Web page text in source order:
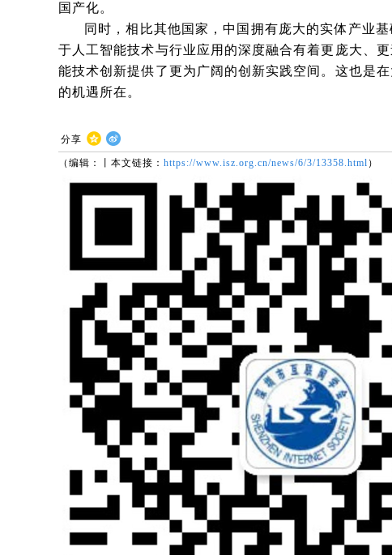
国产化。
同时，相比其他国家，中国拥有庞大的实体产业
于人工智能技术与行业应用的深度融合有着更庞大、
能技术创新提供了更为广阔的创新实践空间。这也是
的机遇所在。
分享
（编辑：丨本文链接： https://www.isz.org.cn/news/6/3/13358.html ）